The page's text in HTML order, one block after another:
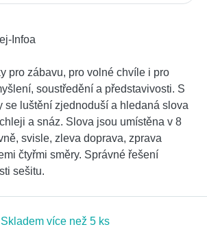
Infoa
pro zábavu, pro volné chvíle i pro
soustředění a představivosti. S
se luštění zjednoduší a hledaná slova
a snáz. Slova jsou umístěna v 8
svisle, zleva doprava, zprava
čtyřmi směry. Správné řešení
sešitu.
Skladem více než 5 ks